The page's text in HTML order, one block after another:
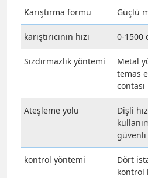
Karıştırma formu Güçlü
karıştırıcının hızı 0-1500
Sızdırmazlık yöntemi
Metal
temas
contası
Ateşleme yolu
Dişli
güvenli
kontrol yöntemi
Dört
kontrol